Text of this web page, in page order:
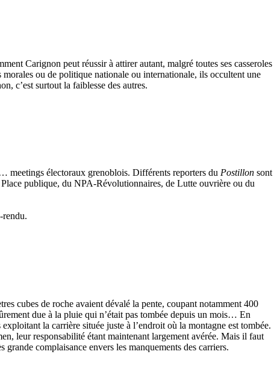
Carignon peut réussir à attirer autant, malgré toutes ses casseroles
ou de politique nationale ou internationale, ils occultent une
c’est surtout la faiblesse des autres.
meetings électoraux grenoblois. Différents reporters du Postillon sont
publique, du NPA-Révolutionnaires, de Lutte ouvrière ou du
rendu.
cubes de roche avaient dévalé la pente, coupant notamment 400
due à la pluie qui n’était pas tombée depuis un mois… En
la carrière située juste à l’endroit où la montagne est tombée.
leur responsabilité étant maintenant largement avérée. Mais il faut
complaisance envers les manquements des carriers.